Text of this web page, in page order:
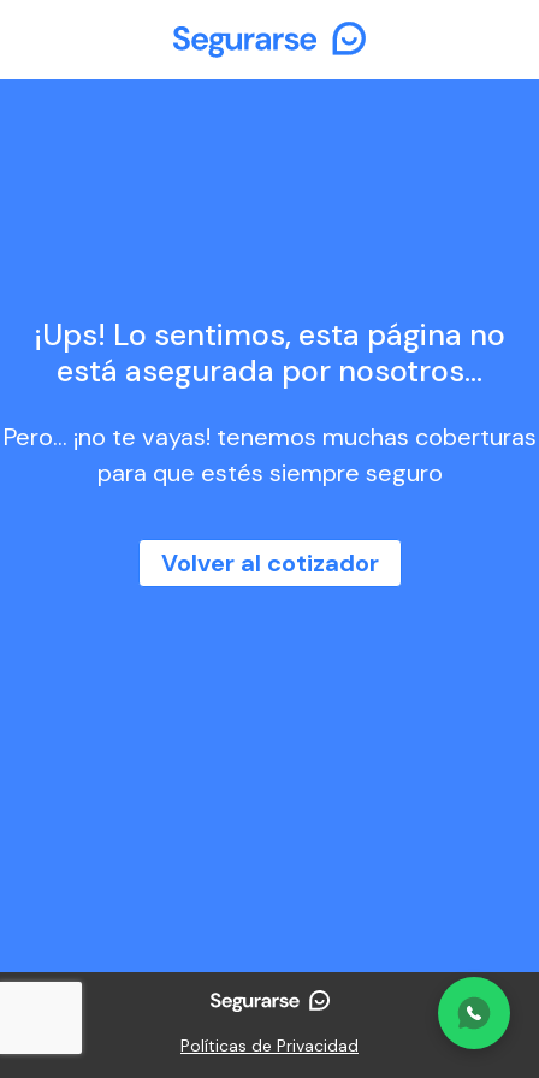
¡Ups! Lo sentimos, esta página no
está asegurada por nosotros...
Pero... ¡no te vayas! tenemos muchas coberturas
para que estés siempre seguro
Volver al cotizador
Políticas de Privacidad